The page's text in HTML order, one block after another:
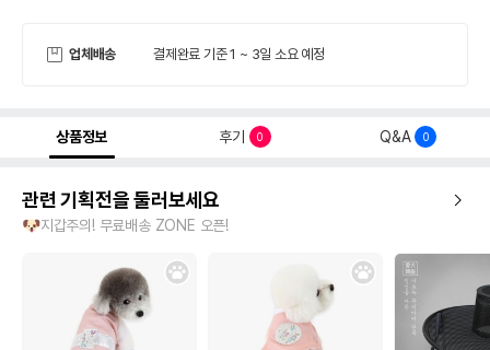
업체배송 결제완료 기준 1 ~ 3일 소요 예정
상품정보 후기 0 Q&A 0
관련 기획전을 둘러보세요
🐶지갑주의! 무료배송 ZONE 오픈!